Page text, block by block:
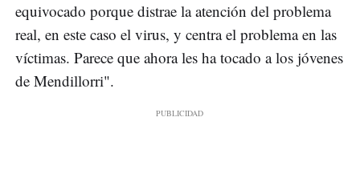
equivocado porque distrae la atención del problema
real, en este caso el virus, y centra el problema en las
víctimas. Parece que ahora les ha tocado a los jóvenes
de Mendillorri".